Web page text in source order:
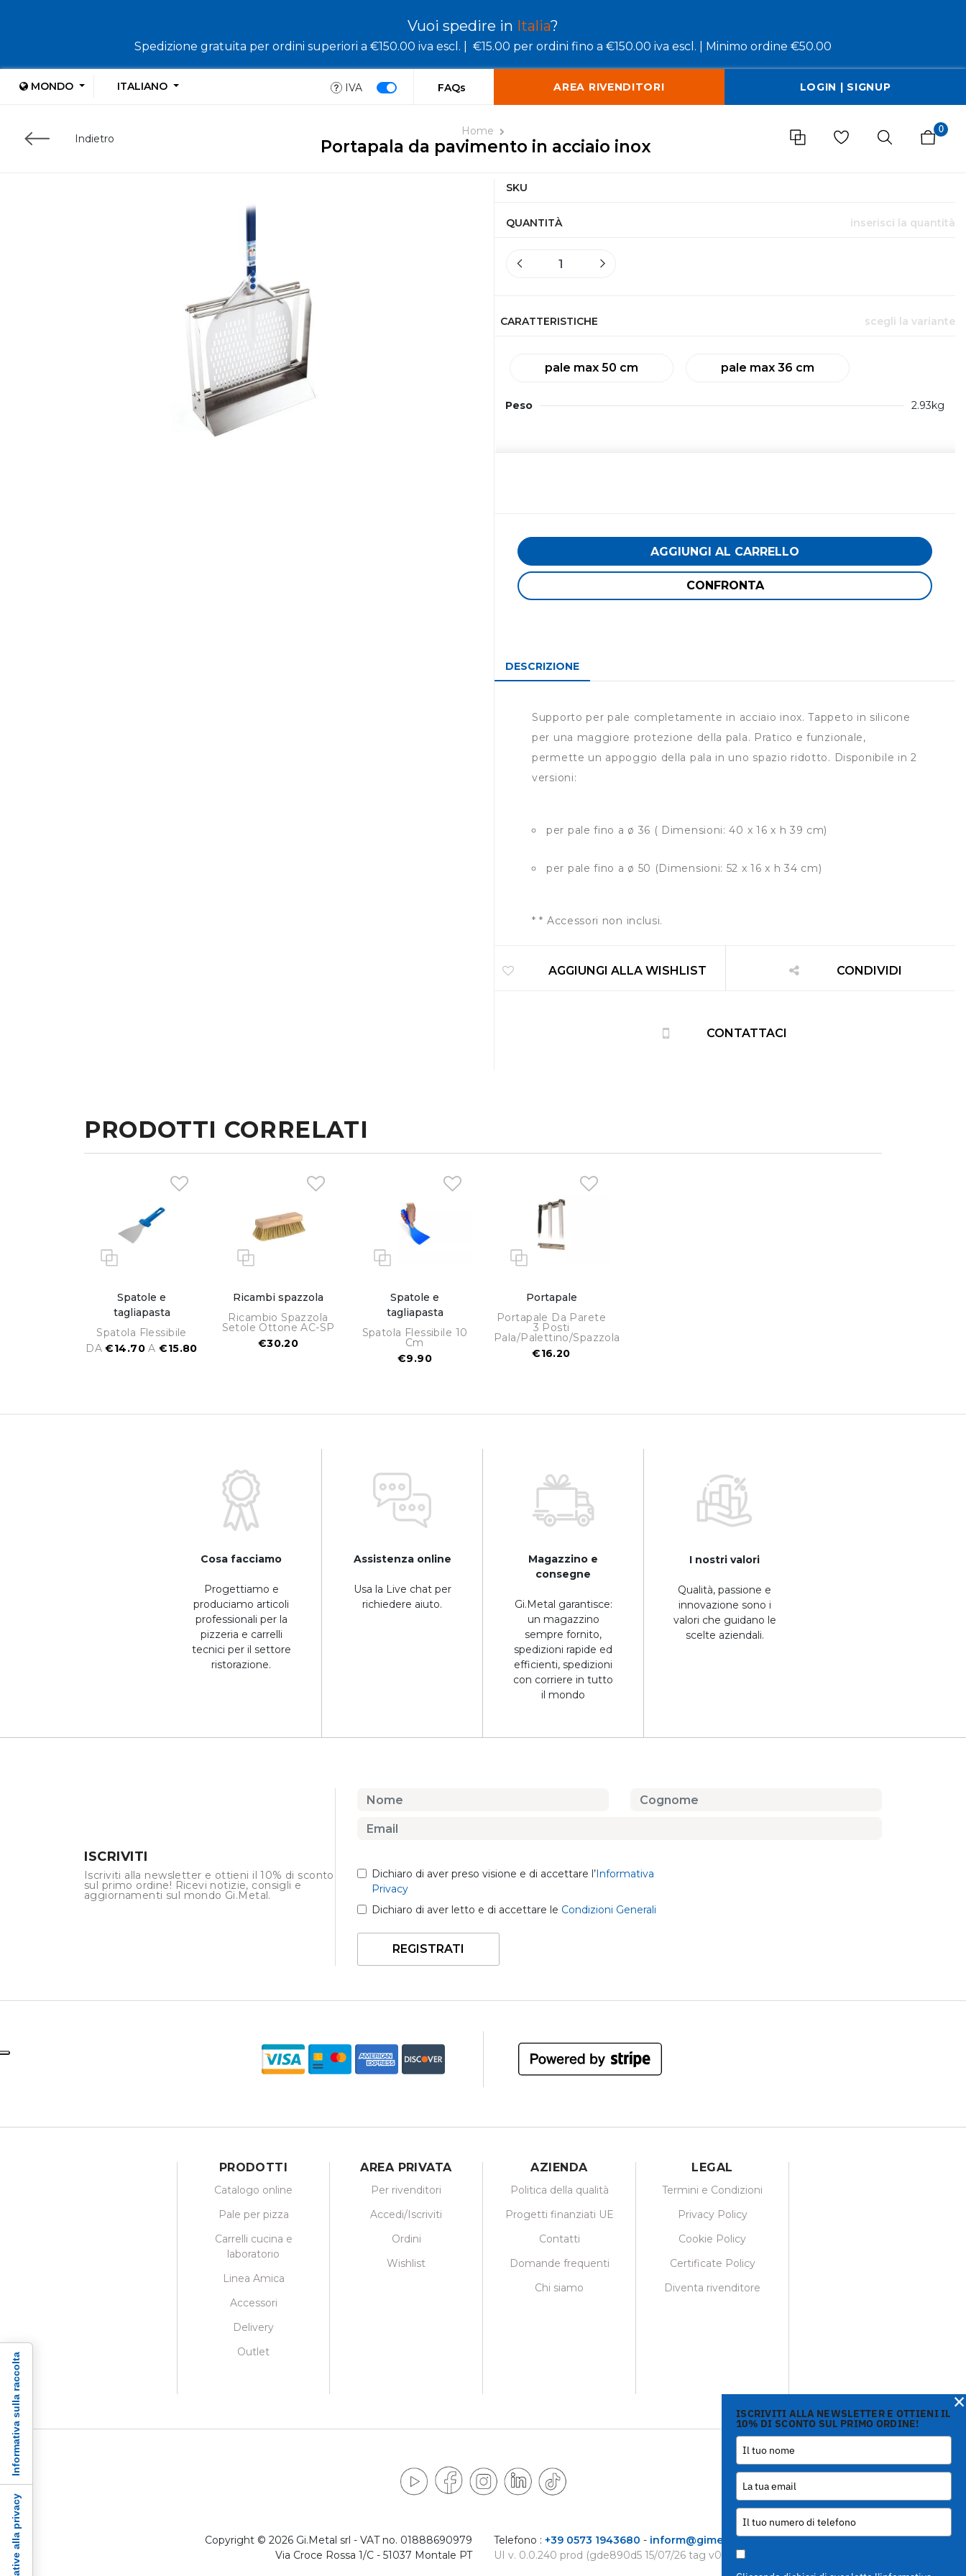
Vuoi spedire in Italia?
Spedizione gratuita per ordini superiori a €150.00 iva escl. | €15.00 per ordini fino a €150.00 iva escl. | Minimo ordine €50.00
MONDO ITALIANO IVA FAQs AREA RIVENDITORI LOGIN | SIGNUP
Indietro
Home
Portapala da pavimento in acciaio inox
0
SKU
QUANTITÀ inserisci la quantità
CARATTERISTICHE scegli la variante
pale max 50 cm pale max 36 cm
Peso 2.93kg
AGGIUNGI AL CARRELLO
CONFRONTA
DESCRIZIONE
Supporto per pale completamente in acciaio inox. Tappeto in silicone
per una maggiore protezione della pala. Pratico e funzionale,
permette un appoggio della pala in uno spazio ridotto. Disponibile in 2
versioni:
per pale fino a ø 36 ( Dimensioni: 40 x 16 x h 39 cm)
per pale fino a ø 50 (Dimensioni: 52 x 16 x h 34 cm)
* * Accessori non inclusi.
AGGIUNGI ALLA WISHLIST CONDIVIDI
CONTATTACI
PRODOTTI CORRELATI
Spatole e
tagliapasta
Spatola Flessibile
DA€14.70A€15.80
Ricambi spazzola
Ricambio Spazzola
Setole Ottone AC-SP
€30.20
Spatole e
tagliapasta
Spatola Flessibile 10
Cm
€9.90
Portapale
Portapale Da Parete
3 Posti
Pala/palettino/spazzola
€16.20
Cosa facciamo
Progettiamo e
produciamo articoli
professionali per la
pizzeria e carrelli
tecnici per il settore
ristorazione.
Assistenza online
Usa la Live chat per
richiedere aiuto.
Magazzino e
consegne
Gi.Metal garantisce:
un magazzino
sempre fornito,
spedizioni rapide ed
efficienti, spedizioni
con corriere in tutto
il mondo
I nostri valori
Qualità, passione e
innovazione sono i
valori che guidano le
scelte aziendali.
ISCRIVITI
Iscriviti alla newsletter e ottieni il 10% di sconto
sul primo ordine! Ricevi notizie, consigli e
aggiornamenti sul mondo Gi.Metal.
Dichiaro di aver preso visione e di accettare l’Informativa
Privacy
Dichiaro di aver letto e di accettare le Condizioni Generali
REGISTRATI
PRODOTTI
Catalogo online
Pale per pizza
Carrelli cucina e
laboratorio
Linea Amica
Accessori
Delivery
Outlet
AREA PRIVATA
Per rivenditori
Accedi/Iscriviti
Ordini
Wishlist
AZIENDA
Politica della qualità
Progetti finanziati UE
Contatti
Domande frequenti
Chi siamo
LEGAL
Termini e Condizioni
Privacy Policy
Cookie Policy
Certificate Policy
Diventa rivenditore
Copyright © 2026 Gi.Metal srl - VAT no. 01888690979
Via Croce Rossa 1/C - 51037 Montale PT
Telefono : +39 0573 1943680 - inform@gimetal.it
UI v. 0.0.240 prod (gde890d5 15/07/26 tag v0.0.210
Informativa sulla raccolta ISCRIVITI ALLA NEWSLETTER E OTTIENI IL
10% DI SCONTO SUL PRIMO ORDINE!
×